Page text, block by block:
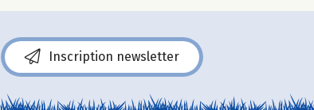
Inscription newsletter